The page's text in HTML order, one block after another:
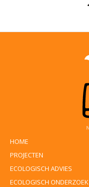
HOME
PROJECTEN
ECOLOGISCH ADVIES
ECOLOGISCH ONDERZOEK